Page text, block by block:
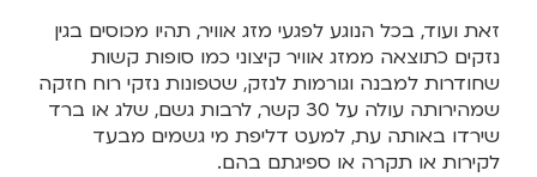
זאת ועוד, בכל הנוגע לפגעי מזג אוויר, תהיו מכוסים בגין
נזקים כתוצאה ממזג אוויר קיצוני כמו סופות קשות
שחודרות למבנה וגורמות לנזק, שטפונות נזקי רוח חזקה
שמהירותה עולה על 30 קשר, לרבות גשם, שלג או ברד
שירדו באותה עת, למעט דליפת מי גשמים מבעד
לקירות או תקרה או ספיגתם בהם.